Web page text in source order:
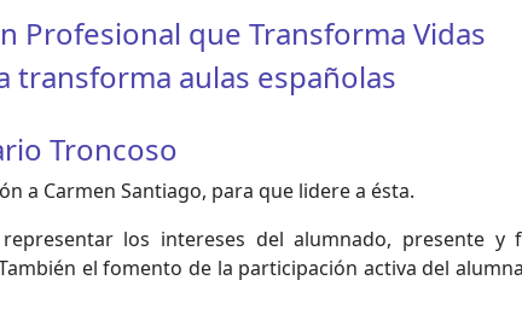
Profesional que Transforma Vidas
transforma aulas españolas
Troncoso
a Carmen Santiago, para que lidere a ésta.
los intereses del alumnado, presente y
el fomento de la participación activa del